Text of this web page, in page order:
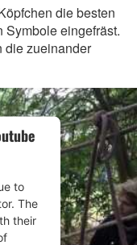
die besten
Symbole eingefräst.
die zueinander
to
The
their